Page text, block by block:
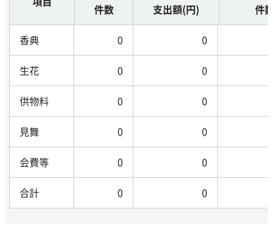
件数
支出額(円)
件数
香典 0 0
生花 0 0
供物料 0 0
見舞 0 0
会費等 0 0
合計 0 0